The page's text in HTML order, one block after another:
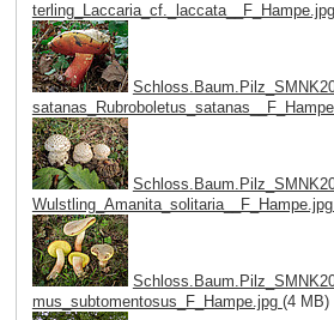
terling_Laccaria_cf._laccata__F_Hampe.jpg
Wulstling_Amanita_solitaria__F_Hampe.jpg
mus_subtomentosus_F_Hampe.jpg (4 MB)